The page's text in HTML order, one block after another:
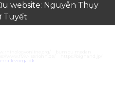
website: Nguyễn Thụy
Tuyết